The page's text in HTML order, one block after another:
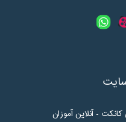
- آنلاین آموزان